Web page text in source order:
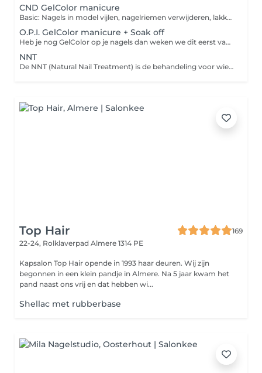
CND GelColor manicure
Basic: Nagels in model vijlen, nagelriemen verwijderen, lakken met gellak + handcrème. Deluxe: Complete manicure met nagels vijlen, ontspannend badje, nagelriemen verwijderen, lakken met gellak, handcrème + korte massage.
O.P.I. GelColor manicure + Soak off
Heb je nog GelColor op je nagels dan weken we dit eerst van de nagels af doormiddel van Soak off. Hierna worden de nagels gevijld, nagelriemen verzorgd en je nagels gelakt in je favoriete kleur van O.P.I. GelColor.
NNT
De NNT (Natural Nail Treatment) is de behandeling voor wie sterke, natuurlijke nagels wil zonder verlenging. We starten met een combi manicure, waarbij de nagelriemen zorgvuldig worden verzorgd met een elektrische frees. Vervolgens worden je nagels verstevigd met een builder gel, die wordt afgestemd op jouw nageltype en conditie. Zo krijg je precies de versteviging die jouw nagels nodig hebben met een natuurlijk en verzorgd resultaat. We hebben de keuze uit verschillende soorten builder gels: van de soepele BIAB tot een krachtige gel die de stevigheid van acryl evenaart. Helemaal afgestemd op jouw nagels en wensen.
Top Hair
169
22-24, Rolklaverpad Almere 1314 PE
Kapsalon Top Hair opende in 1993 haar deuren. Wij zijn
begonnen in een klein pandje in Almere. Na 5 jaar kwam het
pand naast ons vrij en dat hebben wi...
Shellac met rubberbase